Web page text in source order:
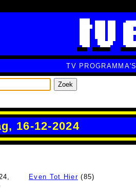
TV PROGRAMMA'S
Zoek
16-12-2024
Even Tot Hier (85)